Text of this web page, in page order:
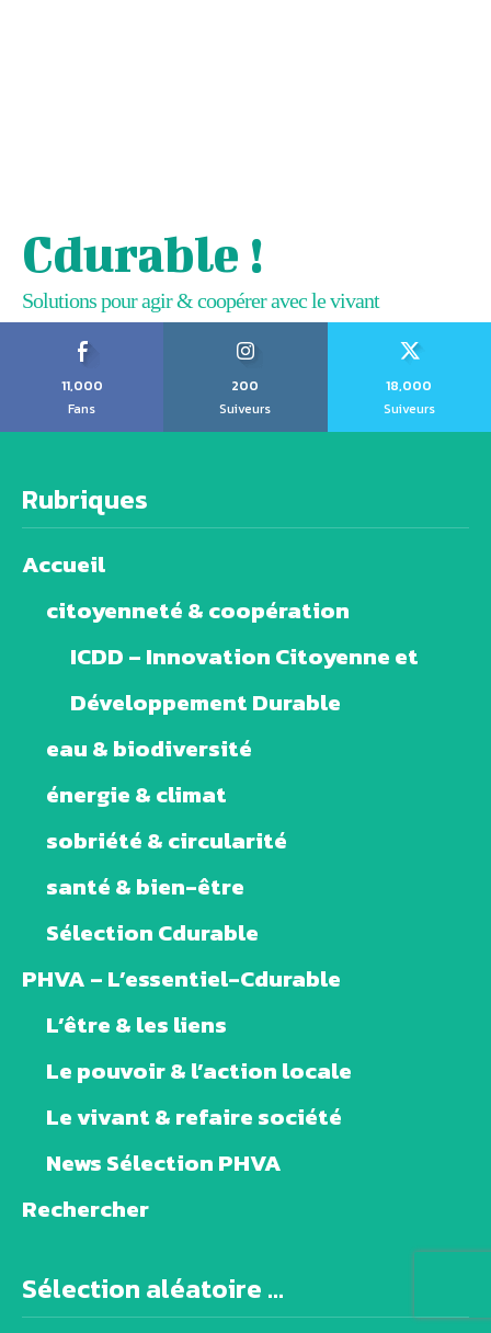
Cdurable !
Solutions pour agir & coopérer avec le vivant
11,000
Fans
200
Suiveurs
18,000
Suiveurs
Rubriques
Accueil
citoyenneté & coopération
ICDD – Innovation Citoyenne et
Développement Durable
eau & biodiversité
énergie & climat
sobriété & circularité
santé & bien-être
Sélection Cdurable
PHVA – L’essentiel-Cdurable
L’être & les liens
Le pouvoir & l’action locale
Le vivant & refaire société
News Sélection PHVA
Rechercher
Sélection aléatoire ...